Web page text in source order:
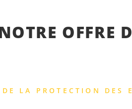
OFFRE
LA PROTECTION DES